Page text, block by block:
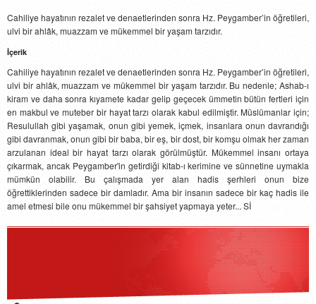
Cahiliye hayatının rezalet ve denaetlerinden sonra Hz. Peygamber’in öğretileri,
ulvi bir ahlâk, muazzam ve mükemmel bir yaşam tarzıdır.
İçerik
Cahiliye hayatının rezalet ve denaetlerinden sonra Hz. Peygamber’in öğretileri,
ulvi bir ahlâk, muazzam ve mükemmel bir yaşam tarzıdır. Bu nedenle; Ashab-ı
kiram ve daha sonra kıyamete kadar gelip geçecek ümmetin bütün fertleri için
en makbul ve muteber bir hayat tarzı olarak kabul edilmiştir. Müslümanlar için;
Resulullah gibi yaşamak, onun gibi yemek, içmek, insanlara onun davrandığı
gibi davranmak, onun gibi bir baba, bir eş, bir dost, bir komşu olmak her zaman
arzulanan ideal bir hayat tarzı olarak görülmüştür. Mükemmel insanı ortaya
çıkarmak, ancak Peygamber'in getirdiği kitab-ı kerimine ve sünnetine uymakla
mümkün olabilir. Bu çalışmada yer alan hadis şerhleri onun bize
öğrettiklerinden sadece bir damladır. Ama bir insanın sadece bir kaç hadis ile
amel etmesi bile onu mükemmel bir şahsiyet yapmaya yeter... Sİ